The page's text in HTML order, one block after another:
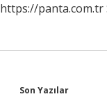
https://panta.com.tr
Sidebar
Son Yazılar